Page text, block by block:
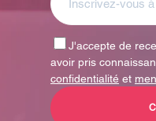
J'accepte de
avoir pris
confidentialité et